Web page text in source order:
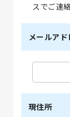
スでご連
メールアド
現住所